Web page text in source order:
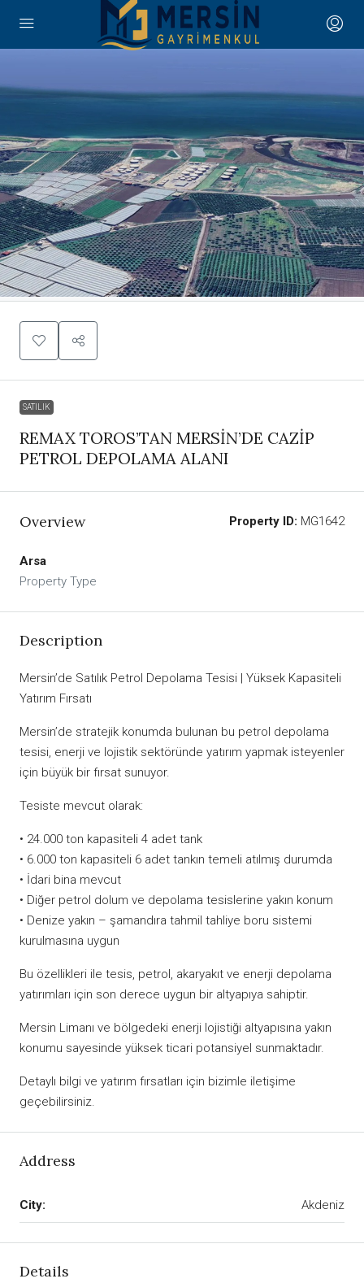
SATILIK
REMAX TOROS’TAN MERSİN’DE CAZİP
PETROL DEPOLAMA ALANI
Overview Property ID: MG1642
Arsa
Property Type
Description
Mersin’de Satılık Petrol Depolama Tesisi | Yüksek Kapasiteli
Yatırım Fırsatı
Mersin’de stratejik konumda bulunan bu petrol depolama
tesisi, enerji ve lojistik sektöründe yatırım yapmak isteyenler
için büyük bir fırsat sunuyor.
Tesiste mevcut olarak:
• 24.000 ton kapasiteli 4 adet tank
• 6.000 ton kapasiteli 6 adet tankın temeli atılmış durumda
• İdari bina mevcut
• Diğer petrol dolum ve depolama tesislerine yakın konum
• Denize yakın – şamandıra tahmil tahliye boru sistemi
kurulmasına uygun
Bu özellikleri ile tesis, petrol, akaryakıt ve enerji depolama
yatırımları için son derece uygun bir altyapıya sahiptir.
Mersin Limanı ve bölgedeki enerji lojistiği altyapısına yakın
konumu sayesinde yüksek ticari potansiyel sunmaktadır.
Detaylı bilgi ve yatırım fırsatları için bizimle iletişime
geçebilirsiniz.
Address
City: Akdeniz
Details